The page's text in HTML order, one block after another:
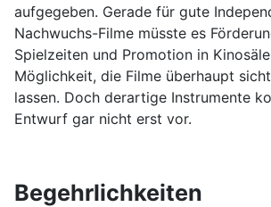
aufgegeben. Gerade für gute
Nachwuchs-Filme müsste es
Spielzeiten und Promotion in
Möglichkeit, die Filme überhaupt
lassen. Doch derartige Instrumente
Entwurf gar nicht erst vor.
Begehrlichkeiten